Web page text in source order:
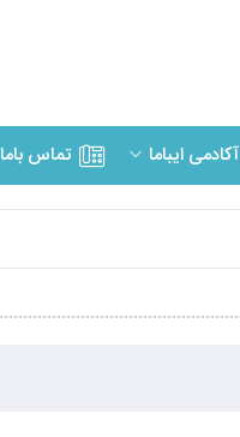
آکادمی ایباما تماس باما